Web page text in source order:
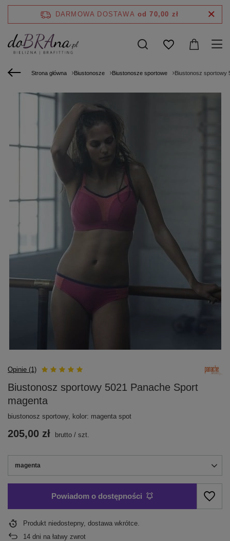
DARMOWA DOSTAWA od 70,00 zł
Strona główna Biustonosze Biustonosze sportowe Biustonosz sportowy
Opinie (1)
Biustonosz sportowy 5021 Panache Sport
magenta
biustonosz sportowy, kolor: magenta spot
magenta
205,00 zł brutto / szt.
Powiadom o dostępności
Produkt niedostepny, dostawa wkrótce
14 dni na łatwy zwrot